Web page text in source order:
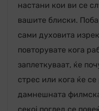
настани кои ви се
вашите блиски.
сами духовита
повторувате кога
заплеткуваат, ќе
стрес или кога ќе
дамнешната